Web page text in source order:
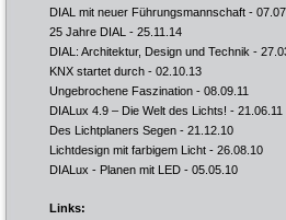
DIAL mit neuer Führungsmannschaft -
25 Jahre DIAL - 25.11.14
DIAL: Architektur, Design und Technik -
KNX startet durch - 02.10.13
Ungebrochene Faszination - 08.09.11
DIALux 4.9 – Die Welt des Lichts! - 21.06.11
Des Lichtplaners Segen - 21.12.10
Lichtdesign mit farbigem Licht - 26.08.10
DIALux - Planen mit LED - 05.05.10
Links: